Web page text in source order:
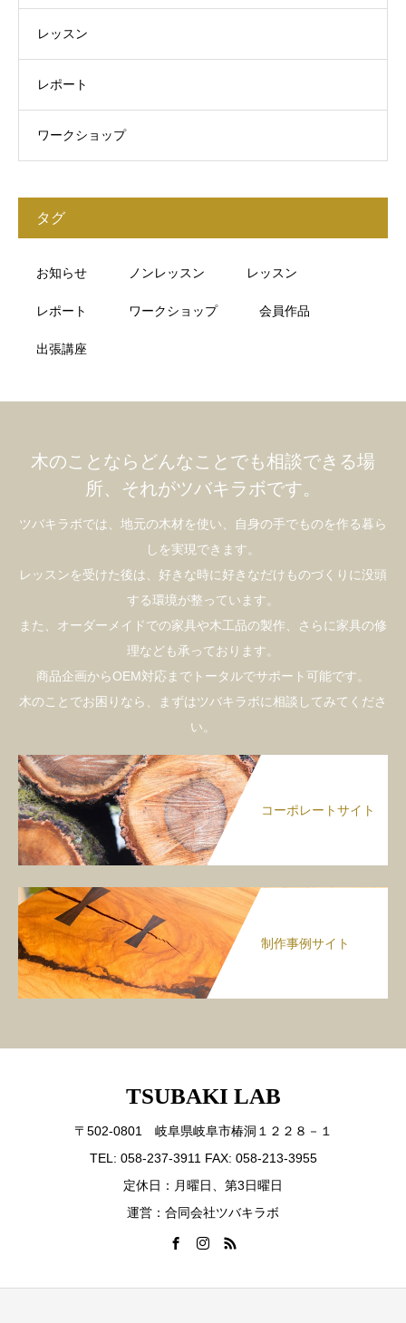
レッスン
レポート
ワークショップ
タグ
お知らせ ノンレッスン レッスン
レポート ワークショップ 会員作品
出張講座
木のことならどんなことでも相談できる場
所、それがツバキラボです。
ツバキラボでは、地元の木材を使い、自身の手でものを作る暮ら
しを実現できます。
レッスンを受けた後は、好きな時に好きなだけものづくりに没頭
する環境が整っています。
また、オーダーメイドでの家具や木工品の製作、さらに家具の修
理なども承っております。
商品企画からOEM対応までトータルでサポート可能です。
木のことでお困りなら、まずはツバキラボに相談してみてくださ
い。
コーポレートサイト
制作事例サイト
TSUBAKI LAB
〒502-0801 岐阜県岐阜市椿洞１２２８－１
TEL: 058-237-3911 FAX: 058-213-3955
定休日：月曜日、第3日曜日
運営：合同会社ツバキラボ